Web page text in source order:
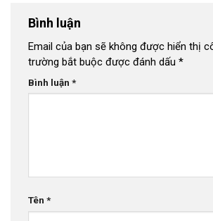
Bình luận
Email của bạn sẽ không được hiển thị
trường bắt buộc được đánh dấu *
Bình luận *
Tên *